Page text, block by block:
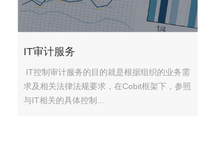
IT审计服务
IT控制审计服务的目的就是根据组织的业务需
求及相关法律法规要求，在Cobit框架下，参照
与IT相关的具体控制...